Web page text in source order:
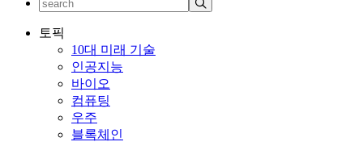
토픽
10대 미래 기술
인공지능
바이오
컴퓨팅
우주
블록체인